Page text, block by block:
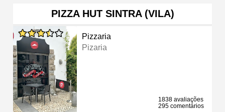
PIZZA HUT SINTRA (VILA)
Pizzaria
Pizaria
1838 avaliações
295 comentários